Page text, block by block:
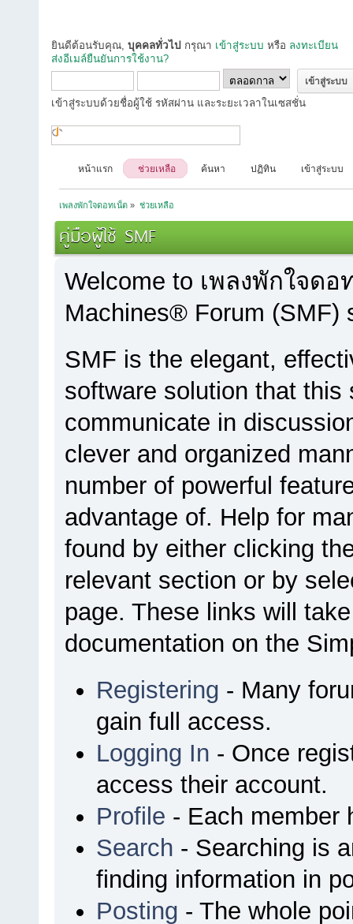
ยินดีต้อนรับคุณ, บุคคลทั่วไป กรุณา เข้าสู่ระบบ หรือ ลงทะเบียน
ส่งอีเมล์ยืนยันการใช้งาน?
เข้าสู่ระบบด้วยชื่อผู้ใช้ รหัสผ่าน และระยะเวลาในเซสชั่น
หน้าแรก ช่วยเหลือ ค้นหา ปฏิทิน เข้าสู่ระบบ
เพลงพักใจดอทเน็ต » ช่วยเหลือ
คู่มือผู้ใช้ SMF
Welcome to เพลงพักใจดอ
Machines® Forum (SMF)
SMF is the elegant,
software solution that
communicate in
clever and organized
number of powerful
advantage of. Help for
found by either clicking
relevant section or by
page. These links will
documentation on the
Registering - Many
gain full access.
Logging In - Once
access their account.
Profile - Each member
Search - Searching is
finding information in
Posting - The whole